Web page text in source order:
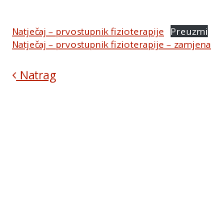
Natječaj – prvostupnik fizioterapije
Preuzmi
Natječaj – prvostupnik fizioterapije – zamjena
Natrag